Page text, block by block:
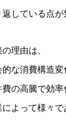
している点が
理由は、
的な消費構造
費の高騰で効
によって様々で